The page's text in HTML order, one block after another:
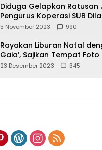
Diduga Gelapkan Ratusan
Pengurus Koperasi SUB
Polisi
5 November 2023 990
Rayakan Liburan Natal
Gaia’, Sajikan Tempat Foto
23 Desember 2023 345